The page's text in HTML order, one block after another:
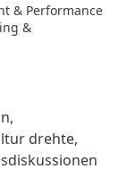
& Performance
&
drehte,